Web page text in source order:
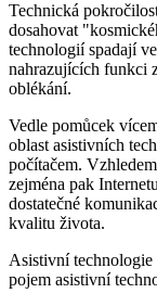
Technická
dosahovat
technologií spadají
nahrazujících funkci
oblékání.
Vedle pomůcek
oblast asistivních
počítačem.
zejména pak
dostatečné
kvalitu života.
Asistivní
pojem asistivní